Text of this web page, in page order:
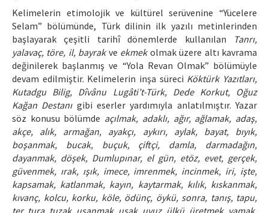
Kelimelerin etimolojik ve kültürel serüvenine “Yücelere
Selam” bölümünde, Türk dilinin ilk yazılı metinlerinden
başlayarak çeşitli tarihî dönemlerde kullanılan
Tanrı,
yalavaç, töre, il, bayrakve ekmekolmak üzere altı kavrama
değinilerek başlanmış ve “Yola Revan Olmak” bölümüyle
devam edilmiştir. Kelimelerin inşa süreci Köktürk Yazıtları,
Kutadgu Bilig, Dîvânu Lugâti’t-Türk, Dede Korkut, Oğuz
Kağan Destanıgibi eserler yardımıyla anlatılmıştır. Yazar
söz konusu bölümde açılmak, adaklı, ağır, ağlamak, adaş,
akçe, alık, armağan, ayakçı, aykırı, aylak, bayat, bıyık,
boşanmak, bucak, buçuk, çiftçi, damla, darmadağın,
dayanmak, döşek, Dumlupınar, el gün, etöz, evet, gerçek,
güvenmek, ırak, ışık, imece, imrenmek, incinmek, iri, işte,
kapsamak, katlanmak, kayın, kaytarmak, kılık, kıskanmak,
kıvanç, kolcu, korku, köle, ödünç, öykü, sonra, tanış, tapu,
ter, tura, tuzak, usanmak, uşak, uyuz, ülkü, üretmek, yamak,